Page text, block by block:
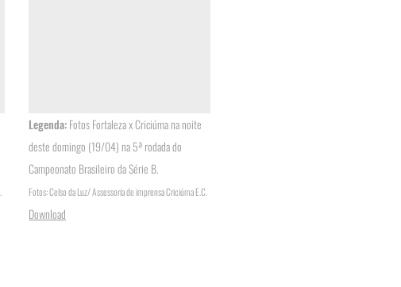
Legenda:Fotos Fortaleza x Criciúma na noite
deste domingo (19/04) na 5ª rodada do
Campeonato Brasileiro da Série B.
Fotos: Celso da Luz/ Assessoria de imprensa Criciúma E.C.
Download